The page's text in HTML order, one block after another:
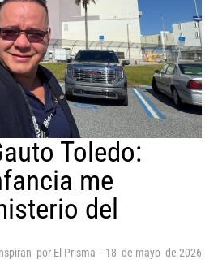
Toledo:
me
del
por El Prisma - 18 de mayo de 2026